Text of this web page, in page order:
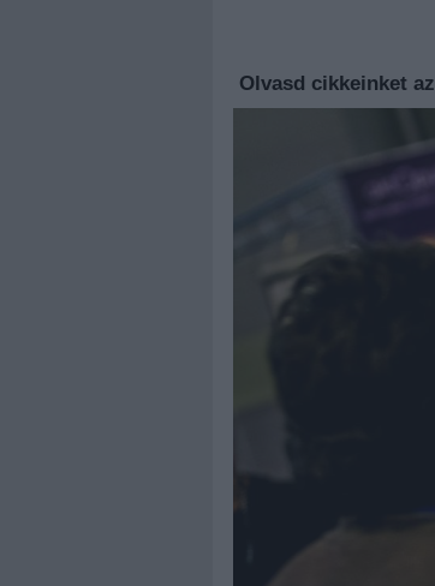
Olvasd cikkeinket az